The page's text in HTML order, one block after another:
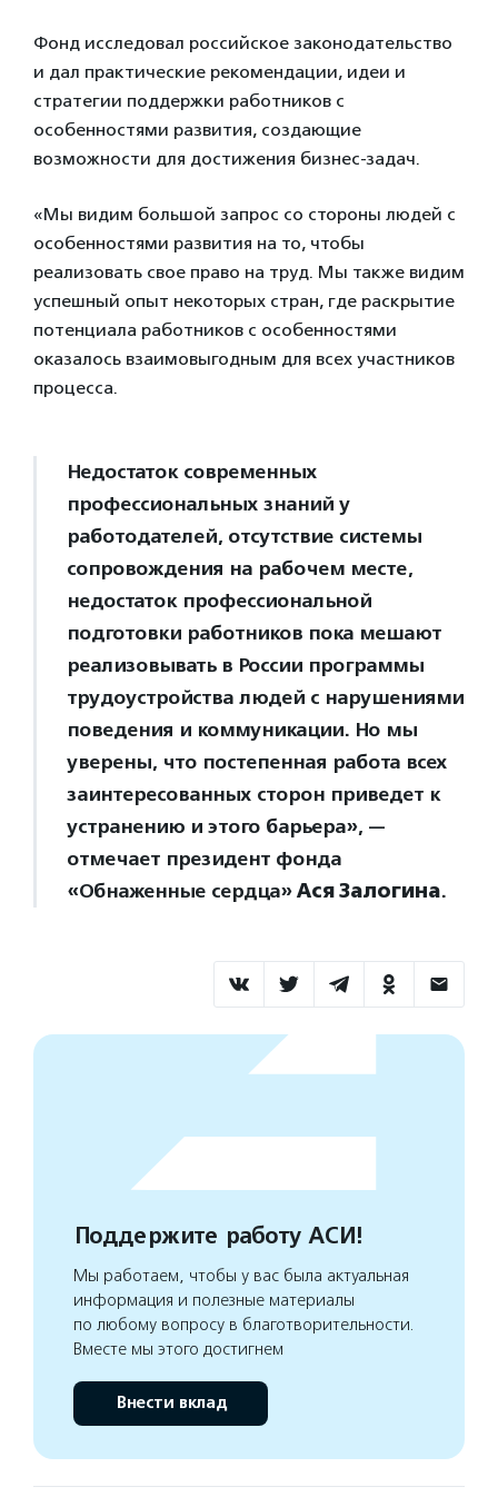
Фонд исследовал российское законодательство
и дал практические рекомендации, идеи и
стратегии поддержки работников с
особенностями развития, создающие
возможности для достижения бизнес-задач.
«Мы видим большой запрос со стороны людей с
особенностями развития на то, чтобы
реализовать свое право на труд. Мы также видим
успешный опыт некоторых стран, где раскрытие
потенциала работников с особенностями
оказалось взаимовыгодным для всех участников
процесса.
Недостаток современных
профессиональных знаний у
работодателей, отсутствие системы
сопровождения на рабочем месте,
недостаток профессиональной
подготовки работников пока мешают
реализовывать в России программы
трудоустройства людей с нарушениями
поведения и коммуникации. Но мы
уверены, что постепенная работа всех
заинтересованных сторон приведет к
устранению и этого барьера», —
отмечает президент фонда
«Обнаженные сердца»Ася Залогина.
Поддержите работу АСИ!
Мы работаем, чтобы у вас была актуальная
информация и полезные материалы
по любому вопросу в благотворительности.
Вместе мы этого достигнем
Внести вклад